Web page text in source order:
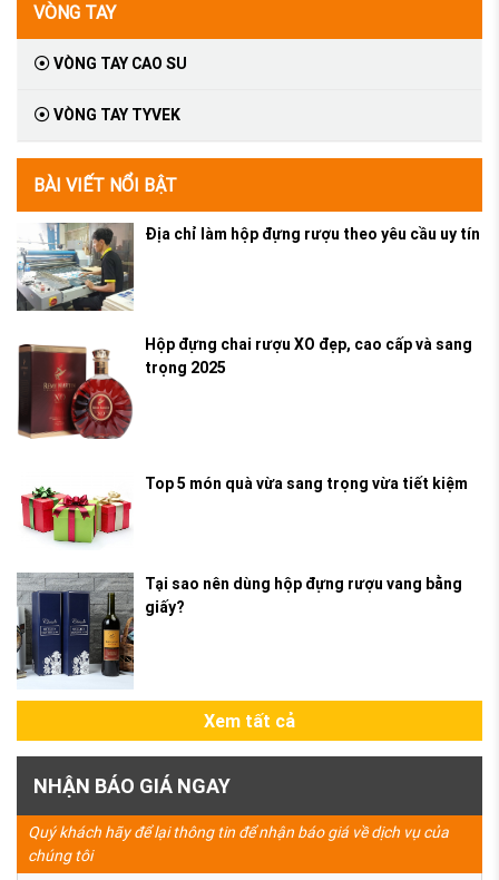
VÒNG TAY
VÒNG TAY CAO SU
VÒNG TAY TYVEK
BÀI VIẾT NỔI BẬT
Địa chỉ làm hộp đựng rượu theo yêu cầu uy tín
Hộp đựng chai rượu XO đẹp, cao cấp và sang
trọng 2025
Top 5 món quà vừa sang trọng vừa tiết kiệm
Tại sao nên dùng hộp đựng rượu vang bằng
giấy?
Xem tất cả
NHẬN BÁO GIÁ NGAY
Quý khách hãy để lại thông tin để nhận báo giá về dịch vụ của
chúng tôi